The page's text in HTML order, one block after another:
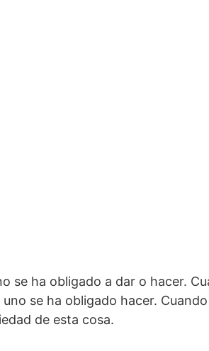
se ha obligado a dar o hacer.
se ha obligado hacer.
de esta cosa.